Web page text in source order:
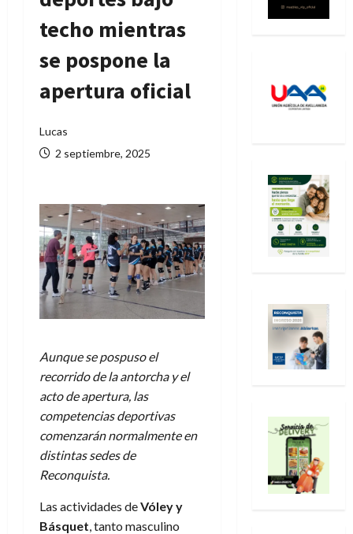
techo mientras
se pospone la
apertura oficial
Lucas
2 septiembre, 2025
Aunque se pospuso el
recorrido de la antorcha y el
acto de apertura, las
competencias deportivas
comenzarán normalmente en
distintas sedes de
Reconquista.
Las actividades deVóley y
Básquet , tanto masculino